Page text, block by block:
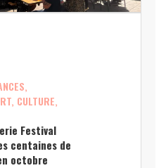
CULTURE,
Festival
centaines de
octobre